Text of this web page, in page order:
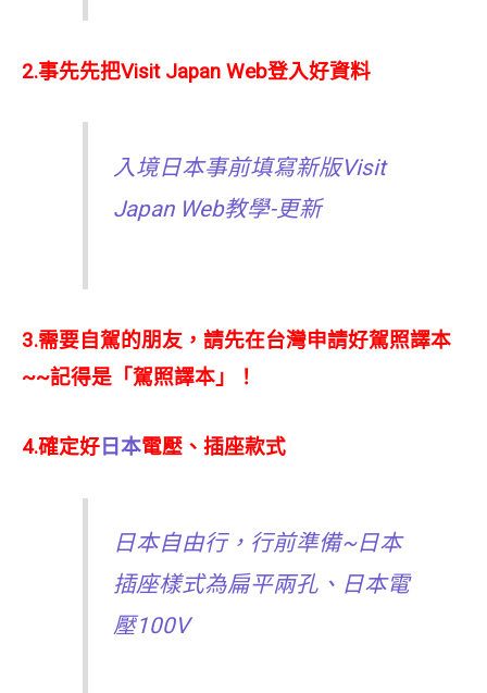
2.事先先把Visit Japan Web登入好資料
入境日本事前填寫新版Visit
Japan Web教學-更新
3.需要自駕的朋友，請先在台灣申請好駕照譯本
~~記得是「駕照譯本」！
4.確定好 日本電壓、插座款式
日本自由行，行前準備~日本
插座樣式為扁平兩孔、日本電
壓100V